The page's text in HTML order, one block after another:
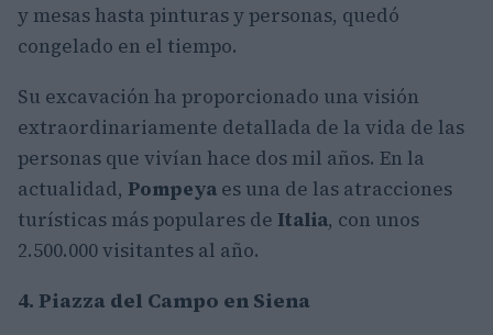
y mesas hasta pinturas y personas, quedó
congelado en el tiempo.
Su excavación ha proporcionado una visión
extraordinariamente detallada de la vida de las
personas que vivían hace dos mil años. En la
actualidad, Pompeya es una de las atracciones
turísticas más populares de Italia, con unos
2.500.000 visitantes al año.
4. Piazza del Campo en Siena